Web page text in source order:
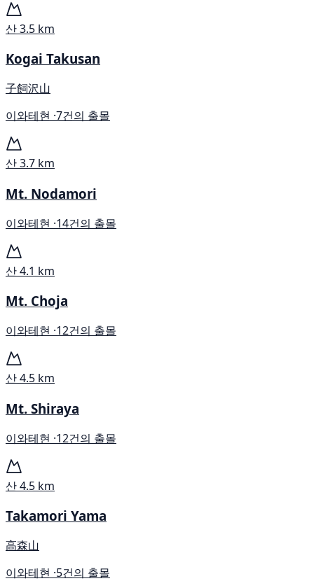
산3.5 km
Kogai Takusan
子飼沢山
이와테현 ·7건의 출몰
산3.7 km
Mt. Nodamori
이와테현 ·14건의 출몰
산4.1 km
Mt. Choja
이와테현 ·12건의 출몰
산4.5 km
Mt. Shiraya
이와테현 ·12건의 출몰
산4.5 km
Takamori Yama
高森山
이와테현 ·5건의 출몰